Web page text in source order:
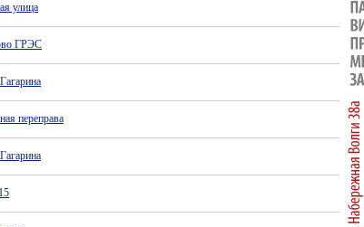
улица
ГРЭС
переправа